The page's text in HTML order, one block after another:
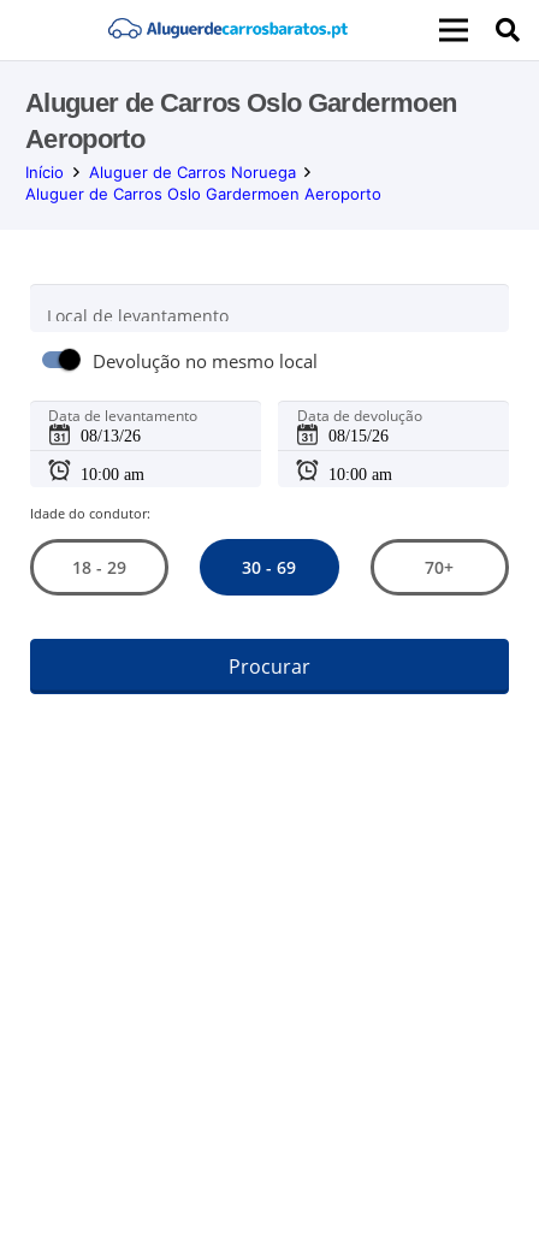
Aluguer de Carros Oslo Gardermoen
Aeroporto
Início
Aluguer de Carros Noruega
Aluguer de Carros Oslo Gardermoen Aeroporto
Local de levantamento
Devolução no mesmo local
Data de levantamento Data de devolução
Idade do condutor:
18 - 29 30 - 69 70+
Procurar